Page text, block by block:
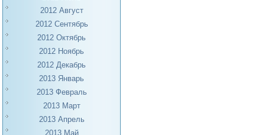
2012 Август
2012 Сентябрь
2012 Октябрь
2012 Ноябрь
2012 Декабрь
2013 Январь
2013 Февраль
2013 Март
2013 Апрель
2013 Май